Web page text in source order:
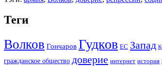
Теги
Волков Гончаров Гудков ЕС Запад
гражданское общество доверие интернет история